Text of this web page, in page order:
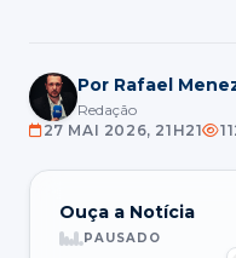
Por Rafael
Redação
27 MAI 2026, 21H21
Ouça a Notícia
PAUSADO